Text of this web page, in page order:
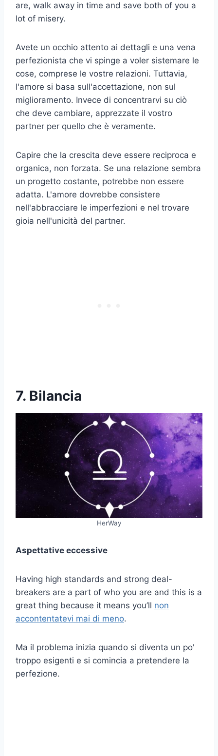
are, walk away in time and save both of you a
lot of misery.
Avete un occhio attento ai dettagli e una vena
perfezionista che vi spinge a voler sistemare le
cose, comprese le vostre relazioni. Tuttavia,
l'amore si basa sull'accettazione, non sul
miglioramento. Invece di concentrarvi su ciò
che deve cambiare, apprezzate il vostro
partner per quello che è veramente.
Capire che la crescita deve essere reciproca e
organica, non forzata. Se una relazione sembra
un progetto costante, potrebbe non essere
adatta. L'amore dovrebbe consistere
nell'abbracciare le imperfezioni e nel trovare
gioia nell'unicità del partner.
7. Bilancia
HerWay
Aspettative eccessive
Having high standards and strong deal-
breakers are a part of who you are and this is a
great thing because it means you’ll non
accontentatevi mai di meno.
Ma il problema inizia quando si diventa un po'
troppo esigenti e si comincia a pretendere la
perfezione.